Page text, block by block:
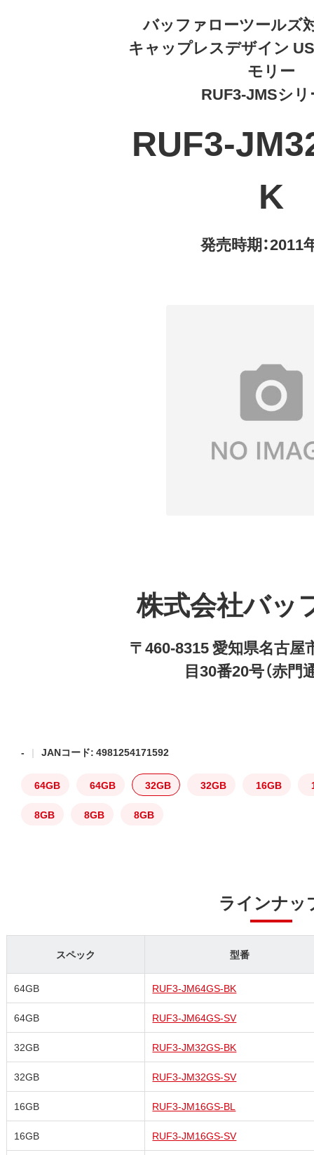
バッファローツールズ
キャップレスデザイン
モリー
RUF3-JMSシ
RUF3-
K
発売時期：2011
株式会社バッ
〒460-8315 愛知県名古屋
目30番20号（赤門
- JANコード: 4981254171592
64GB 64GB 32GB 32GB 16GB
8GB 8GB 8GB
ラインナッ
スペック 型番
64GB RUF3-JM64GS-BK
64GB RUF3-JM64GS-SV
32GB RUF3-JM32GS-BK
32GB RUF3-JM32GS-SV
16GB RUF3-JM16GS-BL
16GB RUF3-JM16GS-SV